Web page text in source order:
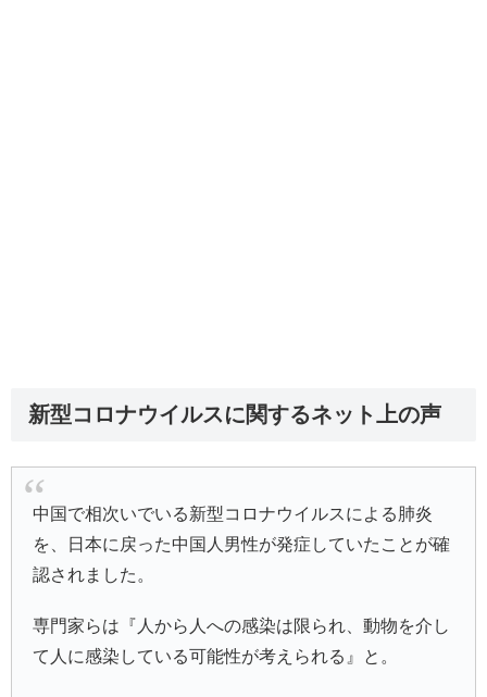
新型コロナウイルスに関するネット上の声
中国で相次いでいる新型コロナウイルスによる肺炎
を、日本に戻った中国人男性が発症していたことが確
認されました。
専門家らは『人から人への感染は限られ、動物を介し
て人に感染している可能性が考えられる』と。